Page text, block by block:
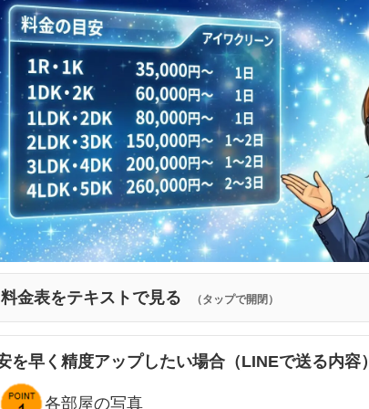
金表をテキストで見る （タップで開閉）
を早く精度アップしたい場合（LINEで送る内容）
各部屋の写真